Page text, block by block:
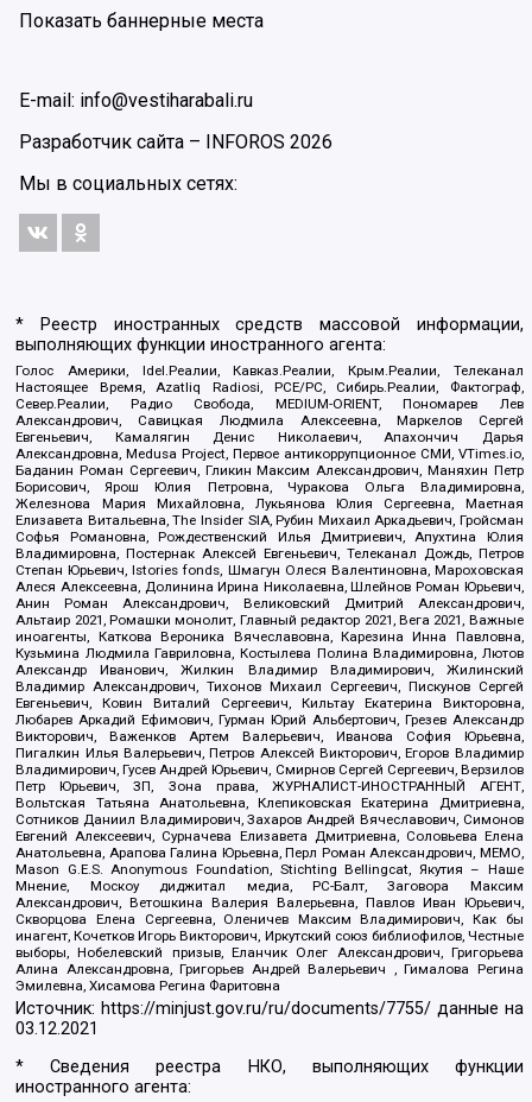
Показать баннерные места
E-mail: info@vestiharabali.ru
Разработчик сайта – INFOROS 2026
Мы в социальных сетях:
* Реестр иностранных средств массовой информации,
выполняющих функции иностранного агента:
Голос Америки, Idel.Реалии, Кавказ.Реалии, Крым.Реалии, Телеканал
Настоящее Время, Azatliq Radiosi, PCE/PC, Сибирь.Реалии, Фактограф,
Север.Реалии, Радио Свобода, MEDIUM-ORIENT, Пономарев Лев
Александрович, Савицкая Людмила Алексеевна, Маркелов Сергей
Евгеньевич, Камалягин Денис Николаевич, Апахончич Дарья
Александровна, Medusa Project, Первое антикоррупционное СМИ, VTimes.io,
Баданин Роман Сергеевич, Гликин Максим Александрович, Маняхин Петр
Борисович, Ярош Юлия Петровна, Чуракова Ольга Владимировна,
Железнова Мария Михайловна, Лукьянова Юлия Сергеевна, Маетная
Елизавета Витальевна, The Insider SIA, Рубин Михаил Аркадьевич, Гройсман
Софья Романовна, Рождественский Илья Дмитриевич, Апухтина Юлия
Владимировна, Постернак Алексей Евгеньевич, Телеканал Дождь, Петров
Степан Юрьевич, Istories fonds, Шмагун Олеся Валентиновна, Мароховская
Алеся Алексеевна, Долинина Ирина Николаевна, Шлейнов Роман Юрьевич,
Анин Роман Александрович, Великовский Дмитрий Александрович,
Альтаир 2021, Ромашки монолит, Главный редактор 2021, Вега 2021, Важные
иноагенты, Каткова Вероника Вячеславовна, Карезина Инна Павловна,
Кузьмина Людмила Гавриловна, Костылева Полина Владимировна, Лютов
Александр Иванович, Жилкин Владимир Владимирович, Жилинский
Владимир Александрович, Тихонов Михаил Сергеевич, Пискунов Сергей
Евгеньевич, Ковин Виталий Сергеевич, Кильтау Екатерина Викторовна,
Любарев Аркадий Ефимович, Гурман Юрий Альбертович, Грезев Александр
Викторович, Важенков Артем Валерьевич, Иванова София Юрьевна,
Пигалкин Илья Валерьевич, Петров Алексей Викторович, Егоров Владимир
Владимирович, Гусев Андрей Юрьевич, Смирнов Сергей Сергеевич, Верзилов
Петр Юрьевич, ЗП, Зона права, ЖУРНАЛИСТ-ИНОСТРАННЫЙ АГЕНТ,
Вольтская Татьяна Анатольевна, Клепиковская Екатерина Дмитриевна,
Сотников Даниил Владимирович, Захаров Андрей Вячеславович, Симонов
Евгений Алексеевич, Сурначева Елизавета Дмитриевна, Соловьева Елена
Анатольевна, Арапова Галина Юрьевна, Перл Роман Александрович, МЕМО,
Mason G.E.S. Anonymous Foundation, Stichting Bellingcat, Якутия – Наше
Мнение, Москоу диджитал медиа, РС-Балт, Заговора Максим
Александрович, Ветошкина Валерия Валерьевна, Павлов Иван Юрьевич,
Скворцова Елена Сергеевна, Оленичев Максим Владимирович, Как бы
инагент, Кочетков Игорь Викторович, Иркутский союз библиофилов, Честные
выборы, Нобелевский призыв, Еланчик Олег Александрович, Григорьева
Алина Александровна, Григорьев Андрей Валерьевич , Гималова Регина
Эмилевна, Хисамова Регина Фаритовна
Источник: https://minjust.gov.ru/ru/documents/7755/ данные на
03.12.2021
* Сведения реестра НКО, выполняющих функции
иностранного агента: